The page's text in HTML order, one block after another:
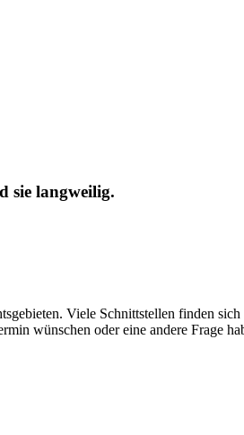
sie langweilig.
Viele Schnittstellen finden
wünschen oder eine andere Frage